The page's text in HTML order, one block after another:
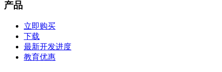
产品
立即购买
下载
最新开发进度
教育优惠